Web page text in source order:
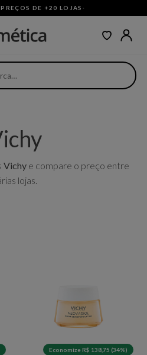
DE +20 LOJAS ·
Vichye compare o preço entre
lojas.
Economize R$ 138,75 (34%)